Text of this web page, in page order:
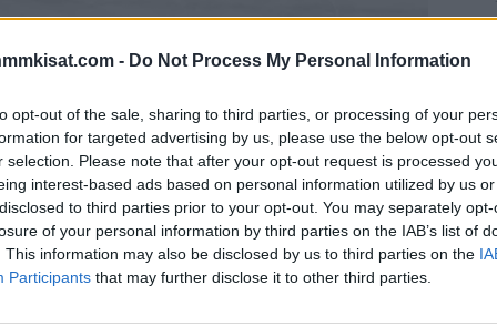
- Do Not Process My Personal Information
opt-out of the sale, sharing to third parties, or processing of your
for targeted advertising by us, please use the below opt-out
selection. Please note that after your opt-out request is processed
interest-based ads based on personal information utilized by us
to third parties prior to your opt-out. You may separately
of your personal information by third parties on the IAB’s list of
This information may also be disclosed by us to third parties on the
Participants that may further disclose it to other third parties.
temppu KHL:n avauskierroksella, kun joukkue
sodassa käyttämä Z-symboli.
jonka jälkeen se on käynyt laitonta
pelaajat lähtivät välittömästi sodan alettua pois